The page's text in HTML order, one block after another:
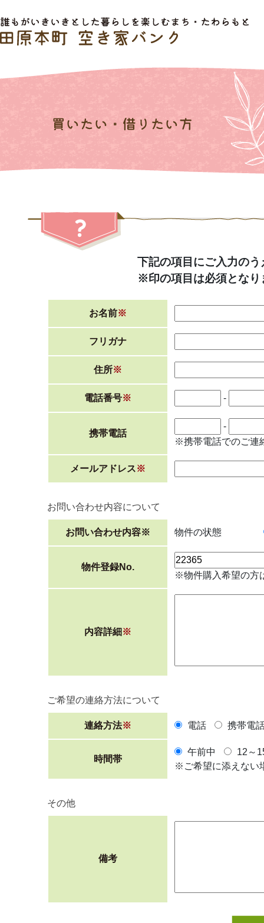
下記の項目にご入力の
※印の項目は必須となり
お名前※
フリガナ
住所※
電話番号※ -
携帯電話
-
※携帯電話でのご連
メールアドレス※
お問い合わせ内容について
お問い合わせ内容※ 物件の状態
物件登録No.
※物件購入希望の方
内容詳細 ※
ご希望の連絡方法について
連絡方法※ 電話 携帯電
時間帯
午前中
12～
※ご希望に添えない
その他
備考